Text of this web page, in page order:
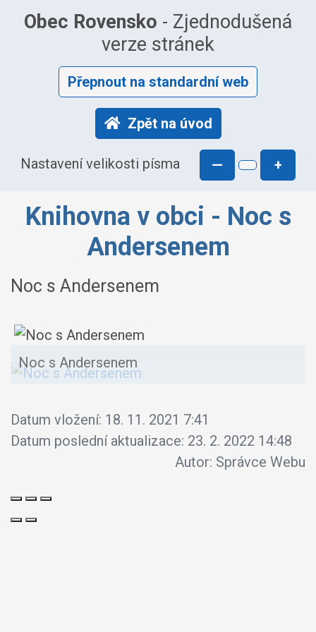
Obec Rovensko - Zjednodušená
verze stránek
Přepnout na standardní web
Zpět na úvod
Nastavení velikosti písma — +
Knihovna v obci - Noc s
Andersenem
Noc s Andersenem
Noc s Andersenem
Datum vložení: 18. 11. 2021 7:41
Datum poslední aktualizace: 23. 2. 2022 14:48
Autor: Správce Webu